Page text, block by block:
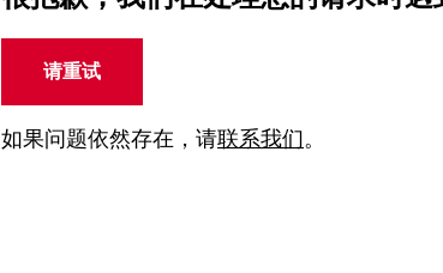
请重试
如果问题依然存在，请联系我们 。